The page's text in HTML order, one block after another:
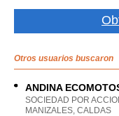
Otros usuarios buscaron
ANDINA
SOCIEDAD POR
MANIZALES, CALDAS